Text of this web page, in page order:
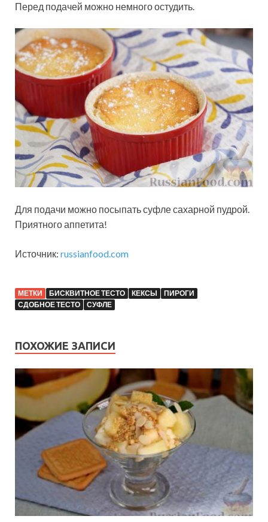
Перед подачей можно немного остудить.
Для подачи можно посыпать суфле сахарной пудрой.
Приятного аппетита!
Источник: russianfood.com
МЕТКИ БИСКВИТНОЕ ТЕСТО КЕКСЫ
ПИРОГИ
СДОБНОЕ ТЕСТО
СУФЛЕ
ПОХОЖИЕ ЗАПИСИ